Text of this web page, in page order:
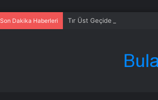
Son Dakika Haberleri Tır Üst Geçide Çarptı, Yıkıldı